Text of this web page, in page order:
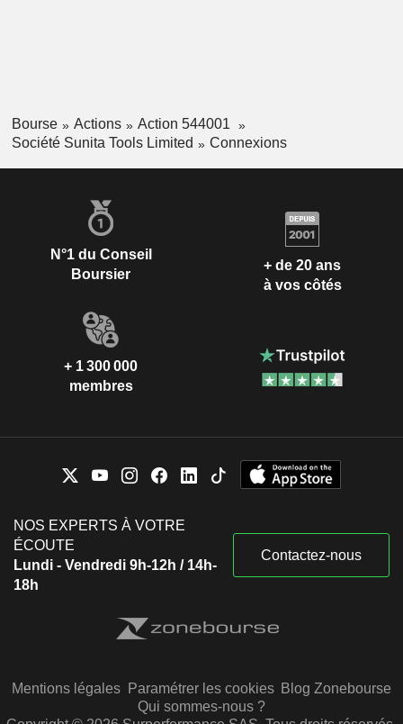
Bourse Actions
Action 544001
Société Sunita Tools Limited
Connexions
N°1 du Conseil
Boursier
+ de 20 ans
à vos côtés
+ 1 300 000
membres
NOS EXPERTS À VOTRE
ÉCOUTE
Lundi - Vendredi 9h-12h / 14h-
18h
Contactez-nous
Mentions légales Paramétrer les cookies Blog Zonebourse
Qui sommes-nous ?